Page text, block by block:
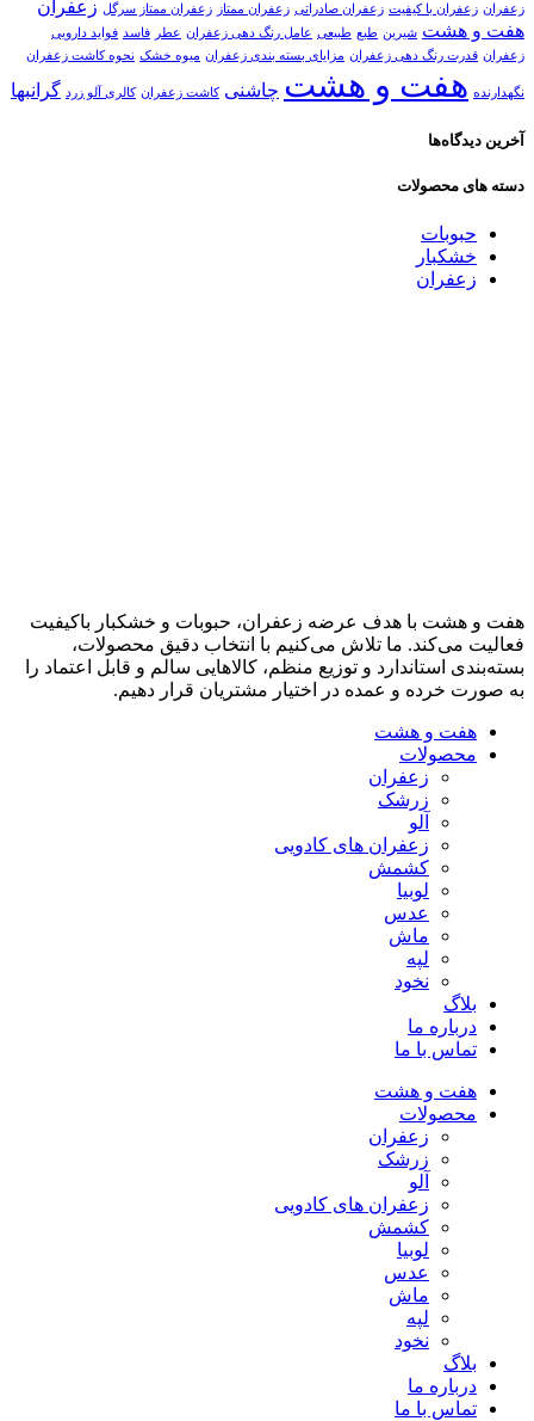
زعفران زعفران با کیفیت زعفران صادراتی زعفران ممتاز زعفران ممتاز سرگل زعفران
هفت و هشت شیرین طبع طبیعی عامل رنگ دهی زعفران عطر فاسد فواید دارویی
زعفران قدرت رنگ دهی زعفران مزایای بسته بندی زعفران میوه خشک نحوه کاشت زعفران
نگهدارنده هفت و هشت چاشنی کاشت زعفران کالری آلو زرد گرانبها
آخرین دیدگاه‌ها
دسته های محصولات
حبوبات
خشکبار
زعفران
هفت و هشت با هدف عرضه زعفران، حبوبات و خشکبار باکیفیت
فعالیت می‌کند. ما تلاش می‌کنیم با انتخاب دقیق محصولات،
بسته‌بندی استاندارد و توزیع منظم، کالاهایی سالم و قابل اعتماد را
به صورت خرده و عمده در اختیار مشتریان قرار دهیم.
هفت و هشت
محصولات
زعفران
زرشک
آلو
زعفران های کادویی
کشمش
لوبیا
عدس
ماش
لپه
نخود
بلاگ
درباره ما
تماس با ما
هفت و هشت
محصولات
زعفران
زرشک
آلو
زعفران های کادویی
کشمش
لوبیا
عدس
ماش
لپه
نخود
بلاگ
درباره ما
تماس با ما